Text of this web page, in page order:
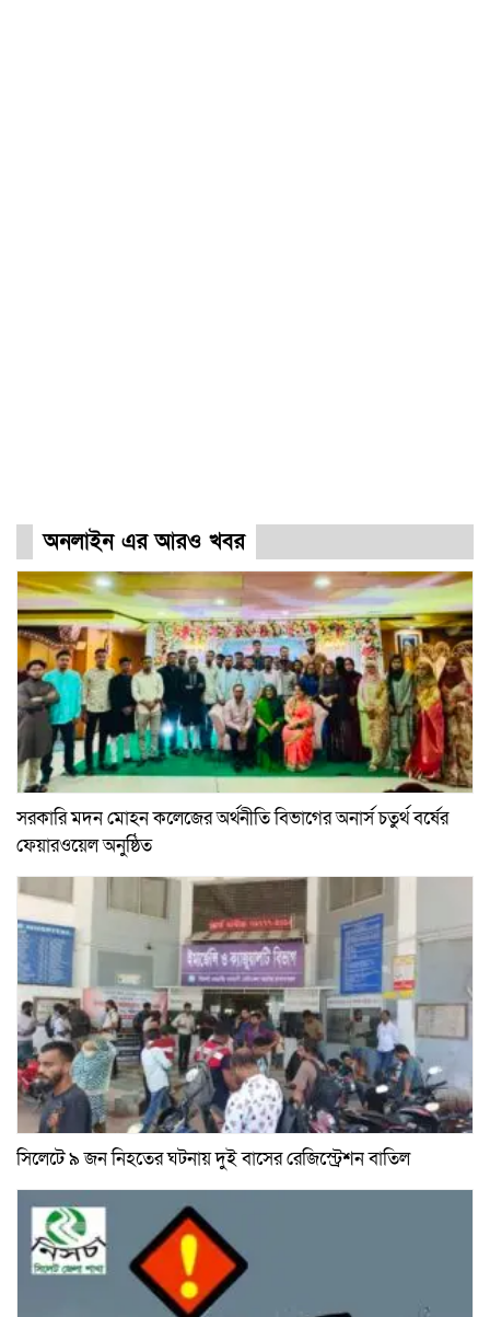
অনলাইন এর আরও খবর
সরকারি মদন মোহন কলেজের অর্থনীতি বিভাগের অনার্স চতুর্থ বর্ষের
ফেয়ারওয়েল অনুষ্ঠিত
সিলেটে ৯ জন নিহতের ঘটনায় দুই বাসের রেজিস্ট্রেশন বাতিল